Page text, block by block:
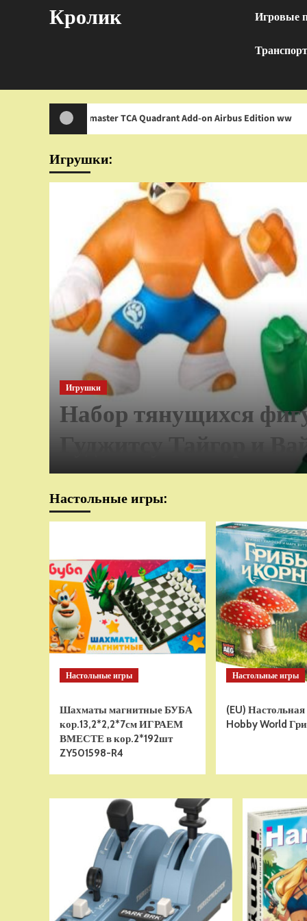
Кролик Игровые
Транспорт
TCA Quadrant Add-on Airbus Edition ww
Игрушки:
Игрушки
Набор тянущихся
Гуджитсу Тайгор и
Настольные игры:
Настольные игры
Шахматы магнитные БУБА
кор.13,2*2,2*7см ИГРАЕМ
ВМЕСТЕ в кор.2*192шт
ZY501598-R4
Настольные игры
(EU) Настольная
Hobby World